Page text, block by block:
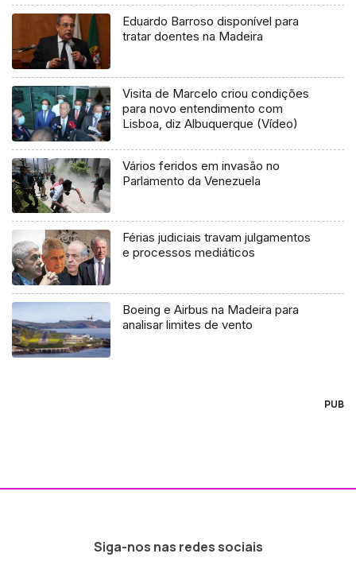
Eduardo Barroso disponível para
tratar doentes na Madeira
Visita de Marcelo criou condições
para novo entendimento com
Lisboa, diz Albuquerque (Vídeo)
Vários feridos em invasão no
Parlamento da Venezuela
Férias judiciais travam julgamentos
e processos mediáticos
Boeing e Airbus na Madeira para
analisar limites de vento
PUB
Siga-nos nas redes sociais